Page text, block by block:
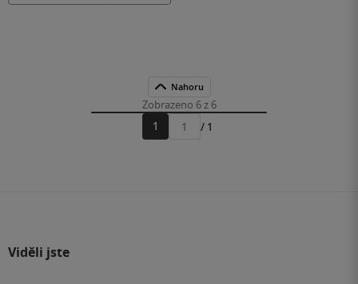
Nahoru
Zobrazeno 6 z 6
1
Přejít
/ 1
Viděli jste